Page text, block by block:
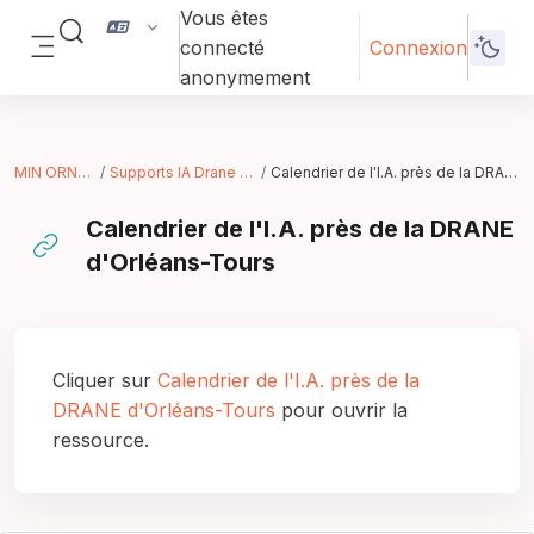
Passer au contenu principal
Panneau latéral
Activer/désactiver la saisie de recherche
Vous êtes
connecté
anonymement
Connexion
MIN ORNA - 2026 Supports IA Drane Aix-Marseille Calendrier de l'I.A. près de la DRANE d'Orléans-Tours
Calendrier de l'I.A. près de la DRANE
d'Orléans-Tours
Cliquer sur Calendrier de l'I.A. près de la
DRANE d'Orléans-Tours pour ouvrir la
ressource.